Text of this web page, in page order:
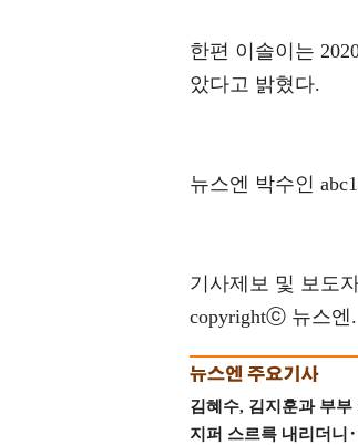
한편 이솔이는
았다고 밝혔다.
뉴스엔 박수인
기사제보 및 보도
copyrightⓒ 뉴스엔
김혜수, 김지훈과 부부
지퍼 스르륵 내리더니